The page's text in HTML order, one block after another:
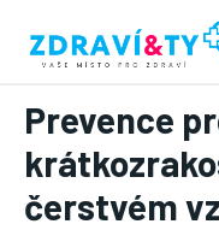
Prevence
čerstvém